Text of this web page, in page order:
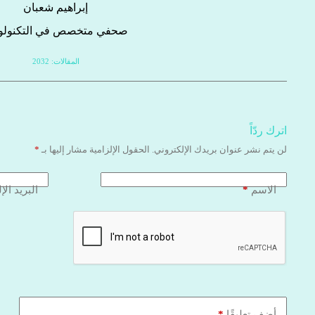
إبراهيم شعبان
صحفي متخصص في
المقالات: 2032
اترك ردّاً
لن يتم نشر عنوان بريدك الإلكتروني. الحقول الإلزامية مشار إليها بـ *
الاسم* البريد